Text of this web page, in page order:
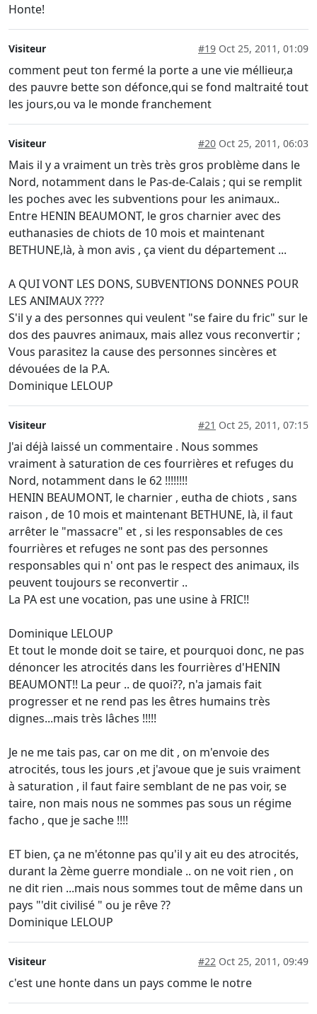
Honte!
Visiteur #19 Oct 25, 2011, 01:09
comment peut ton fermé la porte a une vie méllieur,a
des pauvre bette son défonce,qui se fond maltraité tout
les jours,ou va le monde franchement
Visiteur #20 Oct 25, 2011, 06:03
Mais il y a vraiment un très très gros problème dans le
Nord, notamment dans le Pas-de-Calais ; qui se remplit
les poches avec les subventions pour les animaux..
Entre HENIN BEAUMONT, le gros charnier avec des
euthanasies de chiots de 10 mois et maintenant
BETHUNE,là, à mon avis , ça vient du département ...
A QUI VONT LES DONS, SUBVENTIONS DONNES POUR
LES ANIMAUX ????
S'il y a des personnes qui veulent "se faire du fric" sur le
dos des pauvres animaux, mais allez vous reconvertir ;
Vous parasitez la cause des personnes sincères et
dévouées de la P.A.
Dominique LELOUP
Visiteur #21 Oct 25, 2011, 07:15
J'ai déjà laissé un commentaire . Nous sommes
vraiment à saturation de ces fourrières et refuges du
Nord, notamment dans le 62 !!!!!!!!
HENIN BEAUMONT, le charnier , eutha de chiots , sans
raison , de 10 mois et maintenant BETHUNE, là, il faut
arrêter le "massacre" et , si les responsables de ces
fourrières et refuges ne sont pas des personnes
responsables qui n' ont pas le respect des animaux, ils
peuvent toujours se reconvertir ..
La PA est une vocation, pas une usine à FRIC!!
Dominique LELOUP
Et tout le monde doit se taire, et pourquoi donc, ne pas
dénoncer les atrocités dans les fourrières d'HENIN
BEAUMONT!! La peur .. de quoi??, n'a jamais fait
progresser et ne rend pas les êtres humains très
dignes...mais très lâches !!!!!
Je ne me tais pas, car on me dit , on m'envoie des
atrocités, tous les jours ,et j'avoue que je suis vraiment
à saturation , il faut faire semblant de ne pas voir, se
taire, non mais nous ne sommes pas sous un régime
facho , que je sache !!!!
ET bien, ça ne m'étonne pas qu'il y ait eu des atrocités,
durant la 2ème guerre mondiale .. on ne voit rien , on
ne dit rien ...mais nous sommes tout de même dans un
pays "'dit civilisé " ou je rêve ??
Dominique LELOUP
Visiteur #22 Oct 25, 2011, 09:49
c'est une honte dans un pays comme le notre